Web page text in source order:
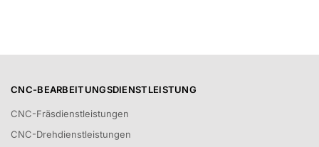
CNC-BEARBEITUNGSDIENSTLEISTUNG
CNC-Fräsdienstleistungen
CNC-Drehdienstleistungen